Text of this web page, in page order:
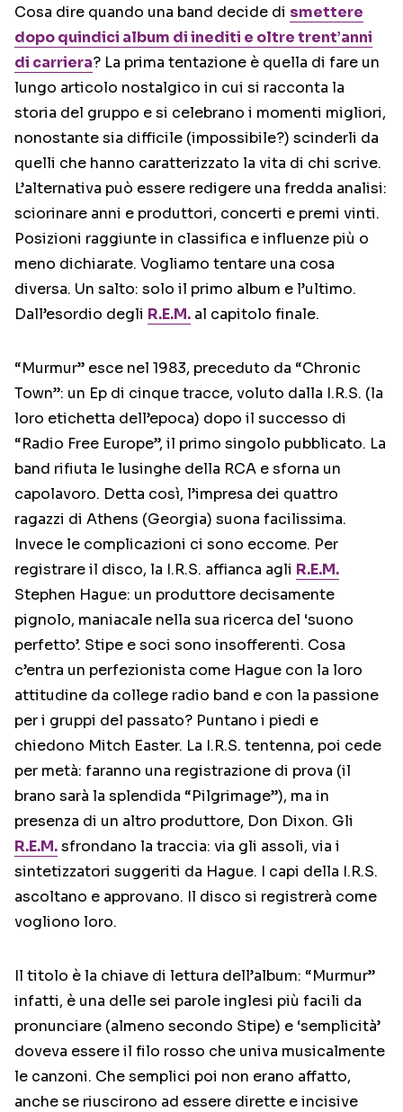
Cosa dire quando una band decide di smettere
dopo quindici album di inediti e oltre trent’anni
di carriera? La prima tentazione è quella di fare un
lungo articolo nostalgico in cui si racconta la
storia del gruppo e si celebrano i momenti migliori,
nonostante sia difficile (impossibile?) scinderli da
quelli che hanno caratterizzato la vita di chi scrive.
L’alternativa può essere redigere una fredda analisi:
sciorinare anni e produttori, concerti e premi vinti.
Posizioni raggiunte in classifica e influenze più o
meno dichiarate. Vogliamo tentare una cosa
diversa. Un salto: solo il primo album e l’ultimo.
Dall’esordio degli R.E.M. al capitolo finale.
“Murmur” esce nel 1983, preceduto da “Chronic
Town”: un Ep di cinque tracce, voluto dalla I.R.S. (la
loro etichetta dell’epoca) dopo il successo di
“Radio Free Europe”, il primo singolo pubblicato. La
band rifiuta le lusinghe della RCA e sforna un
capolavoro. Detta così, l’impresa dei quattro
ragazzi di Athens (Georgia) suona facilissima.
Invece le complicazioni ci sono eccome. Per
registrare il disco, la I.R.S. affianca agli R.E.M.
Stephen Hague: un produttore decisamente
pignolo, maniacale nella sua ricerca del ‘suono
perfetto’. Stipe e soci sono insofferenti. Cosa
c’entra un perfezionista come Hague con la loro
attitudine da college radio band e con la passione
per i gruppi del passato? Puntano i piedi e
chiedono Mitch Easter. La I.R.S. tentenna, poi cede
per metà: faranno una registrazione di prova (il
brano sarà la splendida “Pilgrimage”), ma in
presenza di un altro produttore, Don Dixon. Gli
R.E.M.sfrondano la traccia: via gli assoli, via i
sintetizzatori suggeriti da Hague. I capi della I.R.S.
ascoltano e approvano. Il disco si registrerà come
vogliono loro.
Il titolo è la chiave di lettura dell’album: “Murmur”
infatti, è una delle sei parole inglesi più facili da
pronunciare (almeno secondo Stipe) e ‘semplicità’
doveva essere il filo rosso che univa musicalmente
le canzoni. Che semplici poi non erano affatto,
anche se riuscirono ad essere dirette e incisive